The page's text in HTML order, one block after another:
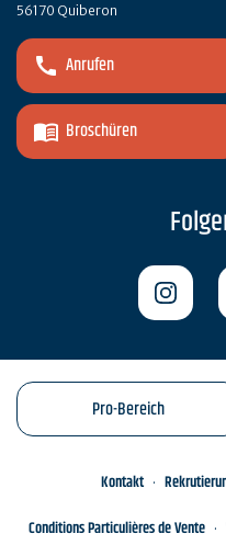
56170 Quiberon
Anrufen
Broschüren
Pro-Bereich
Kontakt
Conditions Particulières de Vente